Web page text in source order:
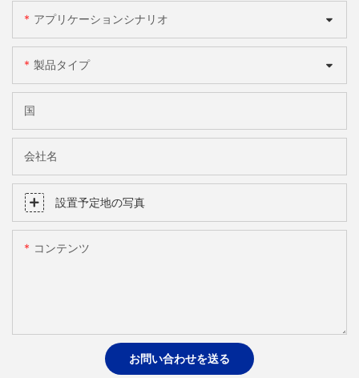
アプリケーションシナリオ
製品タイプ
国
会社名
設置予定地の写真
コンテンツ
お問い合わせを送る